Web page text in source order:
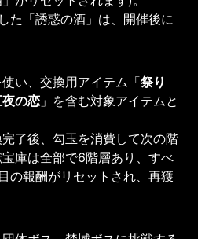
た「誘惑の酒」は、開催後に
い、交換用アイテム「祭り
の恋 」を含む対象アイテムと
了後、勾玉を消費して次の階
庫は全部で6階層あり、すべ
の報酬がリセットされ、再獲